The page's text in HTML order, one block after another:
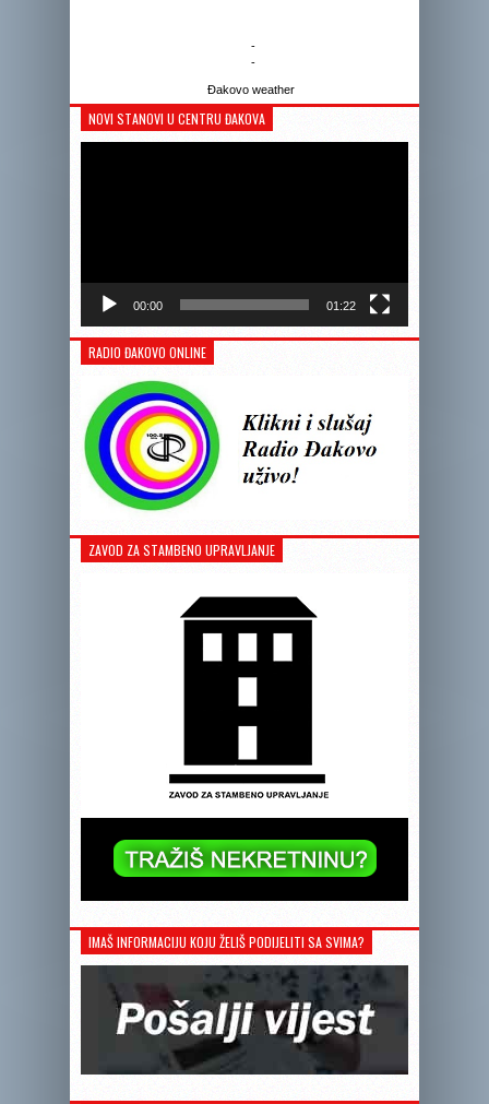
-
-
Đakovo weather
NOVI STANOVI U CENTRU ĐAKOVA
00:00 01:22
RADIO ĐAKOVO ONLINE
ZAVOD ZA STAMBENO UPRAVLJANJE
IMAŠ INFORMACIJU KOJU ŽELIŠ PODIJELITI SA SVIMA?